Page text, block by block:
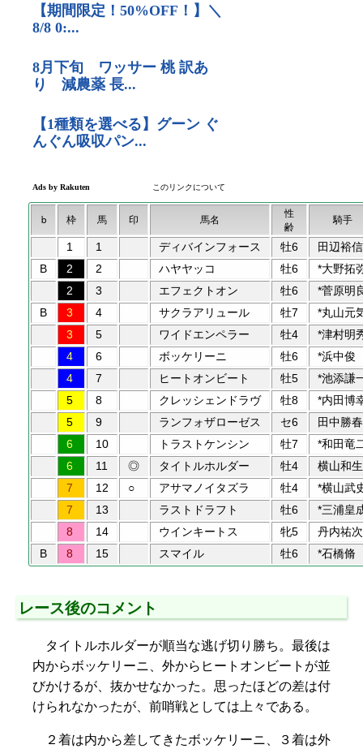
b 枠 馬 印 馬名
性
齢
騎手
1 1 ディバインフォース 牡6
田辺裕信
B
2 2 ハヤヤッコ 牡6
*大野拓
2
3 エフェクトオン 牡6
*菅原明
B
3 4 サクラアリュール 牡7
*丸山元
3
5 ワイドエンペラー 牡4
*津村明
4
6 ボッケリーニ 牡6
*浜中俊
4
7 ヒートオンビート 牡5
*池添謙
5
8 クレッシェンドラヴ 牡8
*内田博
5
9 ランフォザローゼス セ6
田中勝春
6
10 トラストケンシン 牡7
*和田竜
6
11 ◎ タイトルホルダー 牡4
横山和生
7
12 ○ アサマノイタズラ 牡4
*横山武
7
13 ラストドラフト 牡6
*三浦皇
8
14 ウインキートス 牝5
丹内祐次
B
8 15 スマイル 牡6 *石橋脩
レース後のコメント
タイトルホルダーが順当な逃げ切り勝ち。最後は
内からボッケリーニ、外からヒートオンビートが並
びかけるが、抜かせなかった。思ったほどの差は付
けられなかったが、前哨戦としては上々である。
２着は内から差してきたボッケリーニ、３着は外